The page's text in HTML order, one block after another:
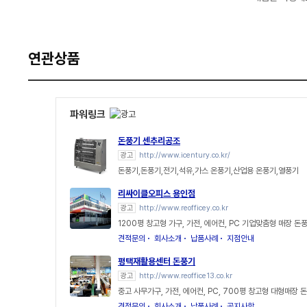
연관상품
파워링크
돈풍기 센추리공조
광고 http://www.icentury.co.kr/
돈풍기,돈풍기,전기,석유,가스 온풍기,산업용 온풍기,열풍기
리싸이클오피스 용인점
광고 http://www.reofficey.co.kr
1200평 창고형 가구, 가전, 에어컨, PC 기업맞춤형 매장 돈풍
견적문의
회사소개 납품사례 지점안내
평택재활용센터 돈풍기
광고 http://www.reoffice13.co.kr
중고 사무가구, 가전, 에어컨, PC, 700평 창고형 대형매장 돈